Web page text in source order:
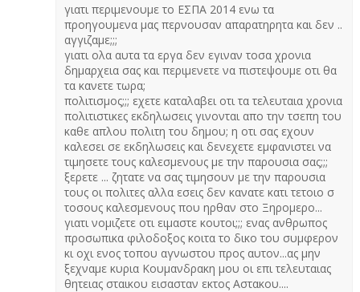
γιατι περιμενουμε το ΕΣΠΑ 2014 ενω τα
προηγουμενα μας περνουσαν απαρατηρητα και δεν ..
αγγιζαμε;;;
γιατι ολα αυτα τα εργα δεν εγιναν τοσα χρονια
δημαρχεια σας και περιμενετε να πιστεψουμε οτι θα
τα κανετε τωρα;
πολιτισμος;;; εχετε καταλαβει οτι τα τελευταια χρονια
πολιτιστικες εκδηλωσεις γινονται απο την τσεπη του
καθε απλου πολιτη του δημου; η οτι σας εχουν
καλεσει σε εκδηλωσεις και δενεχετε εμφανιστει να
τιμησετε τους καλεσμενους με την παρουσια σας;;;
ξερετε ... ζητατε να σας τιμησουν με την παρουσια
τους οι πολιτες αλλα εσεις δεν κανατε κατι τετοιο σ
τοσους καλεσμενους που ηρθαν στο Ξηρομερο...
γιατι νομιζετε οτι ειμαστε κουτοι;;; ενας ανθρωπος
προσωπικα φιλοδοξος κοιτα το δικο του συμφερον
κι οχι ενος τοπου αγνωστου προς αυτον...ας μην
ξεχναμε κυρια Κουμανδρακη μου οι επι τελευταιας
θητειας σταικου εισασταν εκτος Αστακου....